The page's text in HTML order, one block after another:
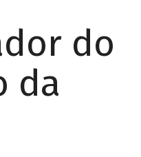
do
da